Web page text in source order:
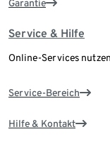
Garantie
Service & Hilfe
Online-Services
Service-Bereich
Hilfe & Kontakt